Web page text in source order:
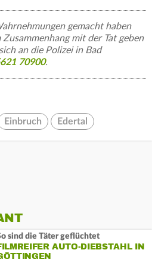
gemacht haben
mit der Tat geben
an die Polizei in Bad
70900.
Einbruch Edertal
sind die Täter geflüchtet
AUTO-DIEBSTAHL IN